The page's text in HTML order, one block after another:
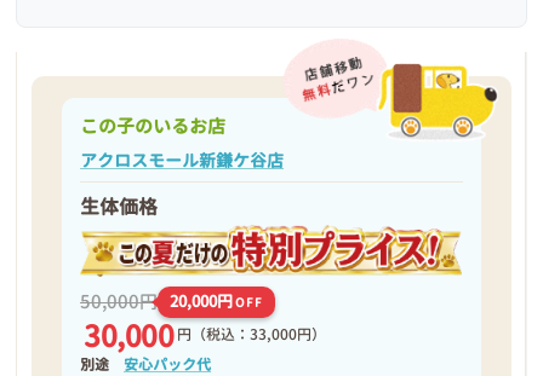
この子のいるお店
アクロスモール新鎌ケ谷店
生体価格
50,000円 20,000円OFF
30,000 円 （税込：33,000円）
別途安心パック代